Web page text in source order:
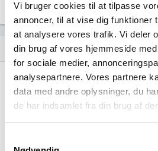
Vi bruger cookies til at tilpasse
annoncer, til at vise dig funktioner
at analysere vores trafik. Vi deler
din brug af vores hjemmeside
for sociale medier,
analysepartnere. Vores partnere
data med andre oplysninger, du
de har indsamlet fra din brug af
Gå tilUdvidet brancheanalyse for
bar_chart Nye og ophørte
100
200
300